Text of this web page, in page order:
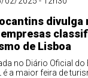
divulga
de Lisboa
no Diário Oficial do
é a maior feira de